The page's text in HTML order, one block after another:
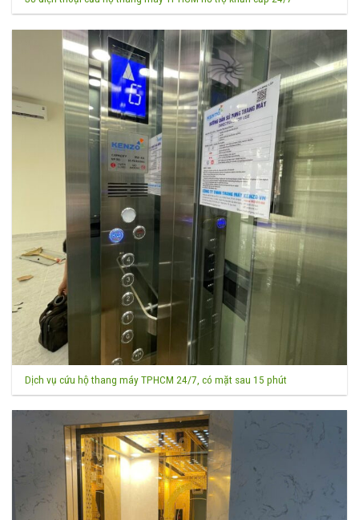
Dịch vụ cứu hộ thang máy TPHCM 24/7, có mặt sau 15 phút